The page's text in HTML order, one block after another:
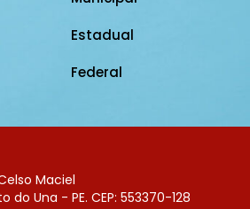
Estadual
Federal
Maciel
do Una - PE. CEP: 553370-128